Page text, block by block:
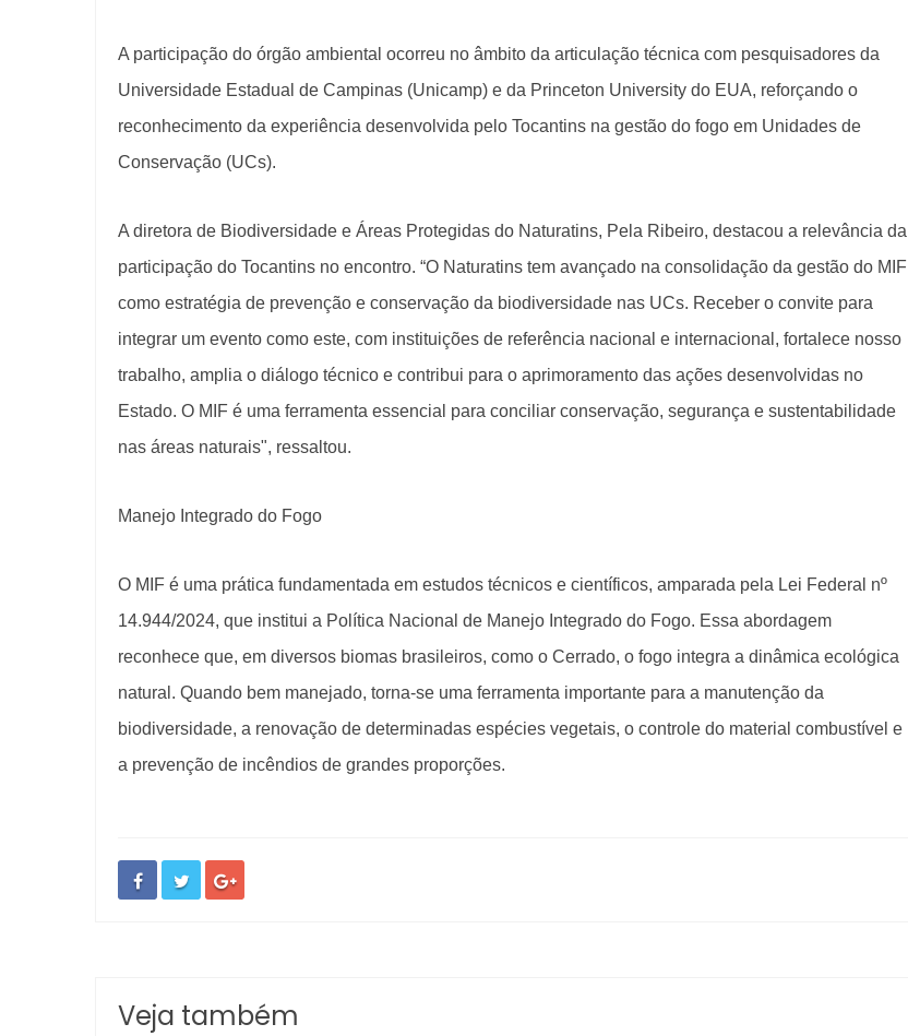
A participação do órgão ambiental ocorreu no âmbito da articulação técnica com pesquisadores da
Universidade Estadual de Campinas (Unicamp) e da Princeton University do EUA, reforçando o
reconhecimento da experiência desenvolvida pelo Tocantins na gestão do fogo em Unidades de
Conservação (UCs).
A diretora de Biodiversidade e Áreas Protegidas do Naturatins, Pela Ribeiro, destacou a relevância da
participação do Tocantins no encontro. “O Naturatins tem avançado na consolidação da gestão do MIF
como estratégia de prevenção e conservação da biodiversidade nas UCs. Receber o convite para
integrar um evento como este, com instituições de referência nacional e internacional, fortalece nosso
trabalho, amplia o diálogo técnico e contribui para o aprimoramento das ações desenvolvidas no
Estado. O MIF é uma ferramenta essencial para conciliar conservação, segurança e sustentabilidade
nas áreas naturais", ressaltou.
Manejo Integrado do Fogo
O MIF é uma prática fundamentada em estudos técnicos e científicos, amparada pela Lei Federal nº
14.944/2024, que institui a Política Nacional de Manejo Integrado do Fogo. Essa abordagem
reconhece que, em diversos biomas brasileiros, como o Cerrado, o fogo integra a dinâmica ecológica
natural. Quando bem manejado, torna-se uma ferramenta importante para a manutenção da
biodiversidade, a renovação de determinadas espécies vegetais, o controle do material combustível e
a prevenção de incêndios de grandes proporções.
Veja também